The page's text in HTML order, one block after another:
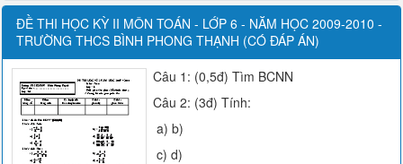
ĐỀ THI HỌC KỲ II MÔN TOÁN - LỚP 6 - NĂM HỌC 2009-2010 -
TRƯỜNG THCS BÌNH PHONG THẠNH (CÓ ĐÁP ÁN)
Câu 1: (0,5đ) Tìm BCNN
Câu 2: (3đ) Tính:
a) b)
c) d)